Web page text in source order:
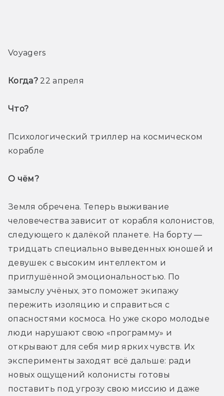
Voyagers
Когда? 22 апреля
Что?
Психологический триллер на космическом
корабле
О чём?
Земля обречена. Теперь выживание
человечества зависит от корабля колонистов,
следующего к далёкой планете. На борту —
тридцать специально выведенных юношей и
девушек с высоким интеллектом и
приглушённой эмоциональностью. По
замыслу учёных, это поможет экипажу
пережить изоляцию и справиться с
опасностями космоса. Но уже скоро молодые
люди нарушают свою «программу» и
открывают для себя мир ярких чувств. Их
эксперименты заходят всё дальше: ради
новых ощущений колонисты готовы
поставить под угрозу свою миссию и даже